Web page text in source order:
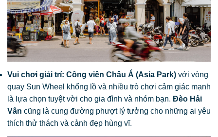
Vui chơi giải trí: Công viên Châu Á (Asia Park) với vòng
quay Sun Wheel khổng lồ và nhiều trò chơi cảm giác mạnh
là lựa chọn tuyệt vời cho gia đình và nhóm bạn. Đèo Hải
Vân cũng là cung đường phượt lý tưởng cho những ai yêu
thích thử thách và cảnh đẹp hùng vĩ.